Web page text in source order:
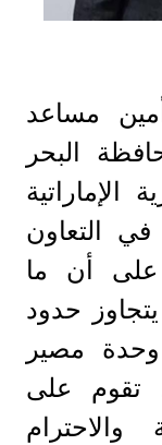
مساعد
البحر
الإماراتية
في التعاون
على أن ما
حدود
وحدة مصير
تقوم على